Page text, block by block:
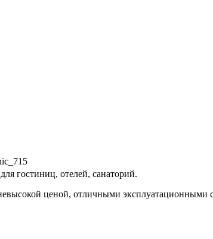
гостиниц, отелей, санаторий.
ценой, отличными